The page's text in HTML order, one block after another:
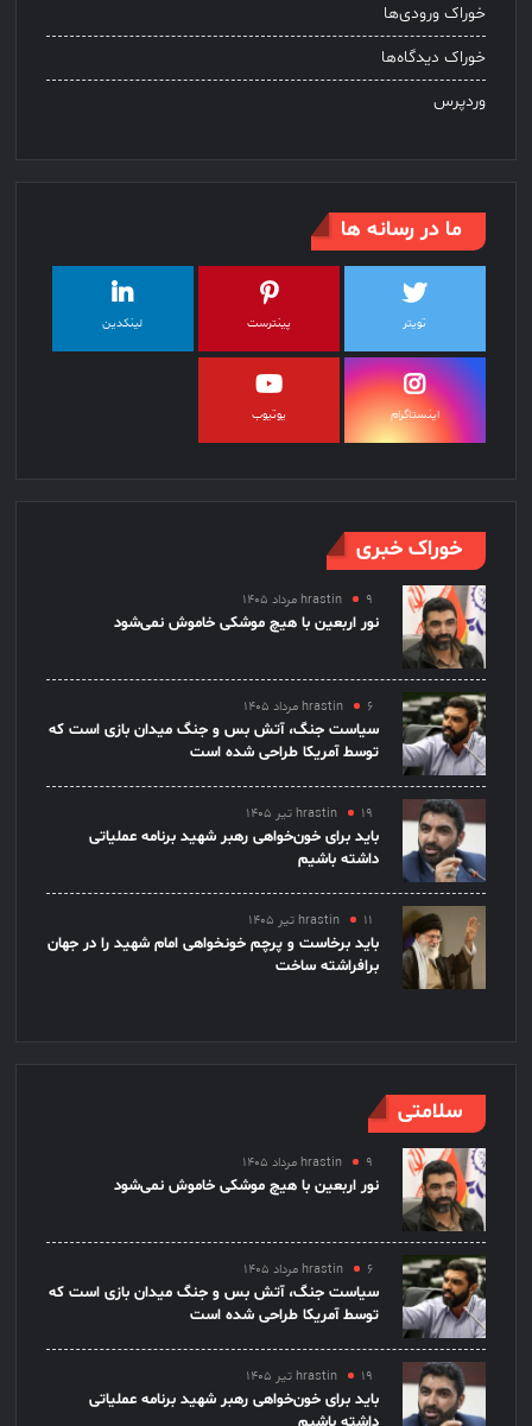
خوراک ورودی‌ها
خوراک دیدگاه‌ها
وردپرس
ما در رسانه ها
تویتر پینترست لینکدین
اینستاگرام یوتیوب
خوراک خبری
hrastin ۹ مرداد ۱۴۰۵
نور اربعین با هیچ موشکی خاموش نمی‌شود
hrastin ۶ مرداد ۱۴۰۵
سیاست جنگ، آتش بس و جنگ میدان بازی است که
توسط آمریکا طراحی شده است
hrastin ۱۹ تیر ۱۴۰۵
باید برای خون‌خواهی رهبر شهید برنامه عملیاتی
داشته باشیم
hrastin ۱۱ تیر ۱۴۰۵
باید برخاست و پرچم خونخواهی امام شهید را در جهان
برافراشته ساخت
سلامتی
hrastin ۹ مرداد ۱۴۰۵
نور اربعین با هیچ موشکی خاموش نمی‌شود
hrastin ۶ مرداد ۱۴۰۵
سیاست جنگ، آتش بس و جنگ میدان بازی است که
توسط آمریکا طراحی شده است
hrastin ۱۹ تیر ۱۴۰۵
باید برای خون‌خواهی رهبر شهید برنامه عملیاتی